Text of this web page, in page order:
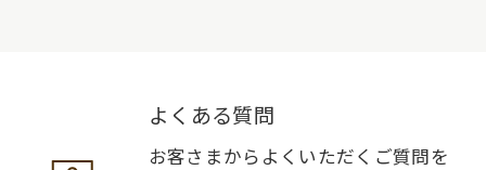
よくある質問
お客さまからよくいただくご質問を